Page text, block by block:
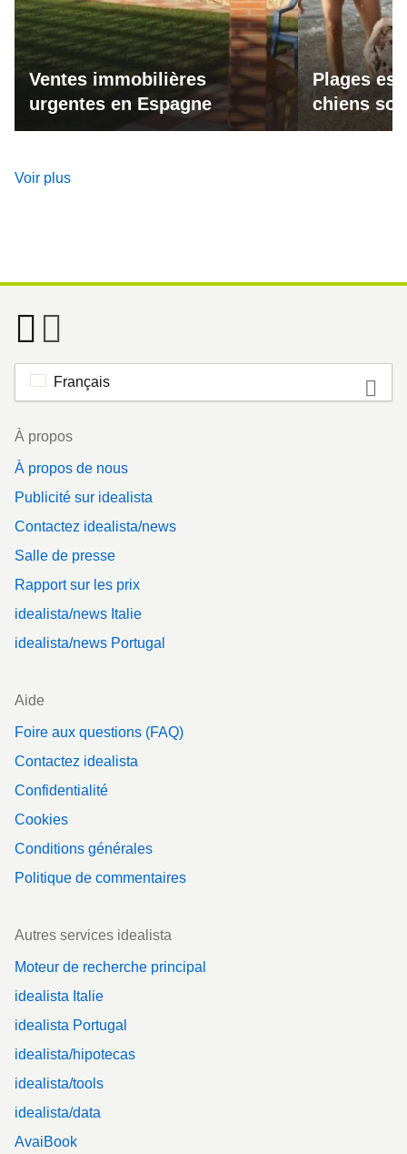
Ventes immobilières
urgentes en Espagne
Plages
chiens
Voir plus
Français
Footer
À propos
À propos de nous
Publicité sur idealista
Contactez idealista/news
Salle de presse
Rapport sur les prix
idealista/news Italie
idealista/news Portugal
Aide
Foire aux questions (FAQ)
Contactez idealista
Confidentialité
Cookies
Conditions générales
Politique de commentaires
Autres services idealista
Moteur de recherche principal
idealista Italie
idealista Portugal
idealista/hipotecas
idealista/tools
idealista/data
AvaiBook